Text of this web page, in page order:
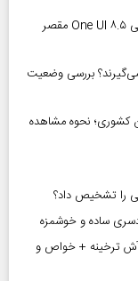
بحران باتری در گوشی‌های سامسونگ؛ آیا به‌روزرسانی One UI ۸.۵ مقصر
بررسی وضعیت
کشوری؛ نحوه مشاهده
را تشخیص داد؟
ساده و خوشمزه
آش ترخینه + خواص و